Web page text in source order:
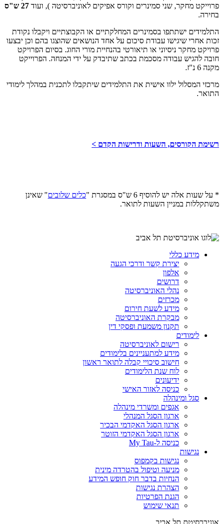
פרוייקט מחקר, שני סמינרים וקורס אפיקים לאוניברסיטה ), ועוד 27 ש"ס
בחירה.
התלמידים ישתתפו בסמינרים המחלקתיים או הקבוצתיים ויקבלו נקודת
זכות אחרי שיגישו עבודת סיכום על אחד הנושאים שהוצגו בהם וכן יבצעו
פרויקט מחקר ניסיוני או תיאורטי בהנחיית מורי החוג. בסיום הפרויקט
חובה להגיש עבודה מסכמת בכתב שתיבדק על ידי המנחה. הפרוייקט
מקנה 6 נ"ז.
מרכזי המסלול ילוו אישית את התלמידים שיתקבלו לתכנית במהלך לימודי
התואר.
רשימת הקורסים, השעות ודרישות הקדם >
* על שעות אלה יש להוסיף 6 ש"ס במסגרת " כלים שלובים" שאינן
משתקללות במניין השעות לתואר.
מידע כללי
יצירת קשר ודרכי הגעה
אלפון
דרושים
נהלי האוניברסיטה
מכרזים
מידע לשעת חירום
מבקרת האוניברסיטה
תקנון משמעת ופסקי דין
לימודים
רישום לאוניברסיטה
מידע למתעניינים בלימודים
חישוב סיכויי קבלה לתואר ראשון
לוח שנת הלימודים
ידיעונים
כניסה לאזור האישי
סגל ומינהלה
אגפים ומשרדי מינהלה
ארגון הסגל המנהלי
ארגון הסגל האקדמי הבכיר
ארגון הסגל האקדמי הזוטר
כניסה ל-My Tau
נגישות
נגישות בקמפוס
מניעה וטיפול בהטרדה מינית
הנחיות בדבר חוק חופש המידע
הצהרת נגישות
הגנת הפרטיות
תנאי שימוש
אוניברסיטת תל אביב